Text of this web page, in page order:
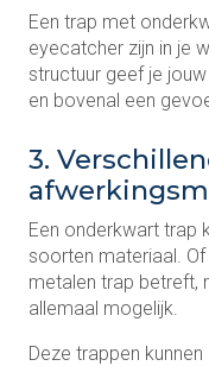
Een trap met
eyecatcher zijn in je
structuur geef je
en bovenal een
3.
Een onderkwart trap
soorten materiaal.
metalen trap betreft,
allemaal mogelijk.
Deze trappen